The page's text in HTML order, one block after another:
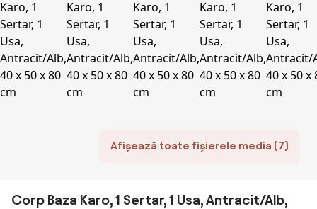
Afișează toate fișierele media (7)
Corp Baza Karo, 1 Sertar, 1 Usa, Antracit/Alb,